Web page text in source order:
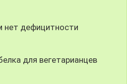
нет дефицитности
для вегетарианцев